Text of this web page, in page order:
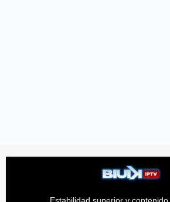
Estabilidad superior y contenido